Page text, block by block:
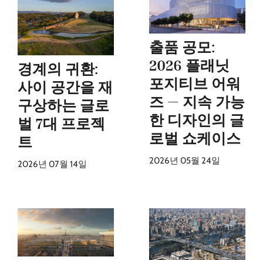
경계의 귀환:
사이 공간을 재
구상하는 글로
벌 7대 프로젝
트
2026년 07월 14일
출품 공모:
2026 플래닛
포지티브 어워
즈 — 지속 가능
한 디자인의 글
로벌 쇼케이스
2026년 05월 24일